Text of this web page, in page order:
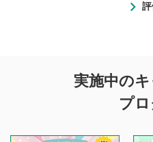
投稿に
を目的として、各動画コンテ
実施中の
プ